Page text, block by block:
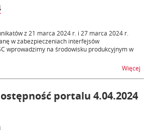
z 21 marca 2024 r. i 27 marca 2024 r.
w zabezpieczeniach interfejsów
wprowadzimy na środowisku produkcyjnym w
Więcej
portalu 4.04.2024